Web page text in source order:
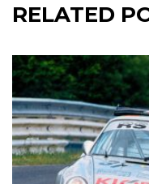
RELATED